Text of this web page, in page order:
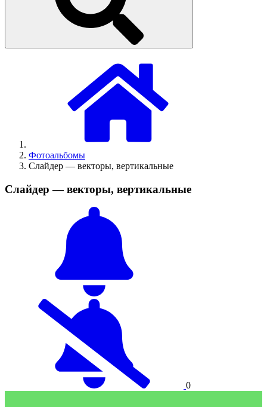
Фотоальбомы
Слайдер — векторы, вертикальные
Слайдер — векторы, вертикальные
0